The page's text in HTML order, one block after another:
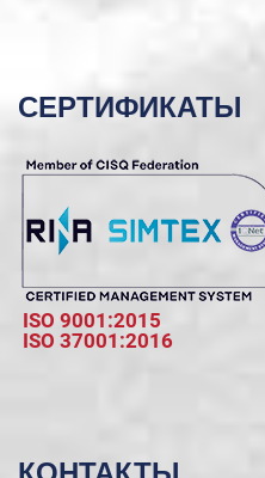
СЕРТИФИКАТЫ
ISO 9001:2015
ISO 37001:2016